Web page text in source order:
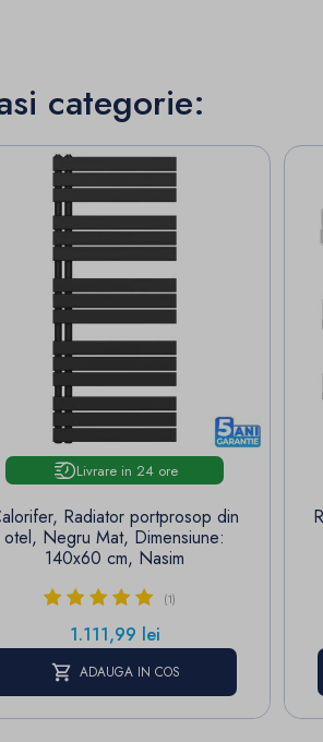
categorie:
Livrare in 24 ore
Radiator portprosop din
otel, Negru Mat, Dimensiune:
140x60 cm, Nasim
(1)
Pret
1.111,99 lei
ADAUGA IN COS